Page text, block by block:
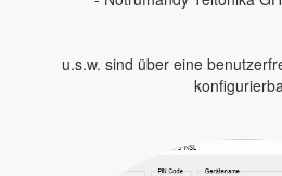
u.s.w. sind über eine